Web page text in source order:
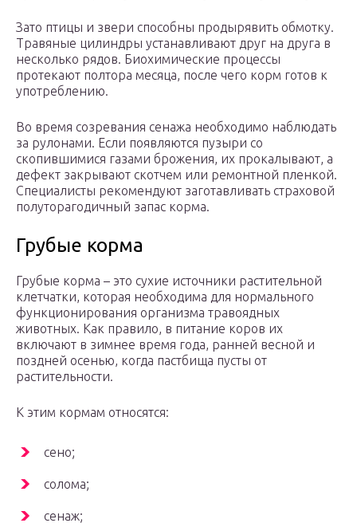
Зато птицы и звери способны продырявить обмотку.
Травяные цилиндры устанавливают друг на друга в
несколько рядов. Биохимические процессы
протекают полтора месяца, после чего корм готов к
употреблению.
Во время созревания сенажа необходимо наблюдать
за рулонами. Если появляются пузыри со
скопившимися газами брожения, их прокалывают, а
дефект закрывают скотчем или ремонтной пленкой.
Специалисты рекомендуют заготавливать страховой
полуторагодичный запас корма.
Грубые корма
Грубые корма – это сухие источники растительной
клетчатки, которая необходима для нормального
функционирования организма травоядных
животных. Как правило, в питание коров их
включают в зимнее время года, ранней весной и
поздней осенью, когда пастбища пусты от
растительности.
К этим кормам относятся:
сено;
солома;
сенаж;